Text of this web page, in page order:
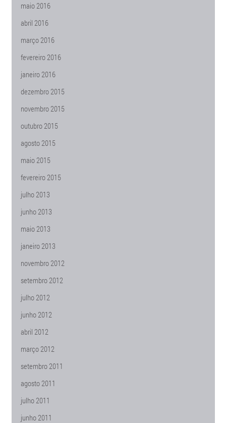
maio 2016
abril 2016
março 2016
fevereiro 2016
janeiro 2016
dezembro 2015
novembro 2015
outubro 2015
agosto 2015
maio 2015
fevereiro 2015
julho 2013
junho 2013
maio 2013
janeiro 2013
novembro 2012
setembro 2012
julho 2012
junho 2012
abril 2012
março 2012
setembro 2011
agosto 2011
julho 2011
junho 2011